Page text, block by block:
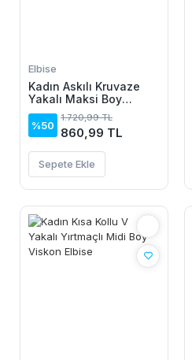
Elbise
Kadın Askılı Kruvaze
Yakalı Maksi Boy
Janjan Krep Elbise
%50
1.720,99 TL
860,99 TL
Sepete Ekle